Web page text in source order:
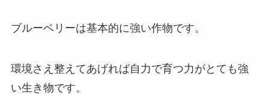
ブルーベリーは基本的に強い作物です。
環境さえ整えてあげれば自力で育つ力がとても強
い生き物です。